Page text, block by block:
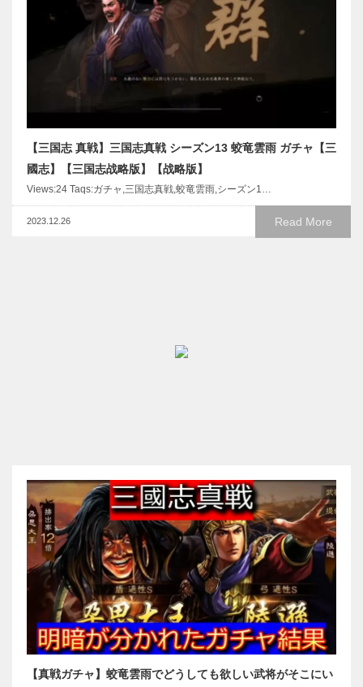
【三国志 真戦】三国志真戦 シーズン13 蛟竜雲雨 ガチャ【三
國志】【三国志战略版】【战略版】
Views:24 Taqs:ガチャ,三国志真戦,蛟竜雲雨,シーズン1…
Read More
2023.12.26
【真戦ガチャ】蛟竜雲雨でどうしても欲しい武将がそこにい